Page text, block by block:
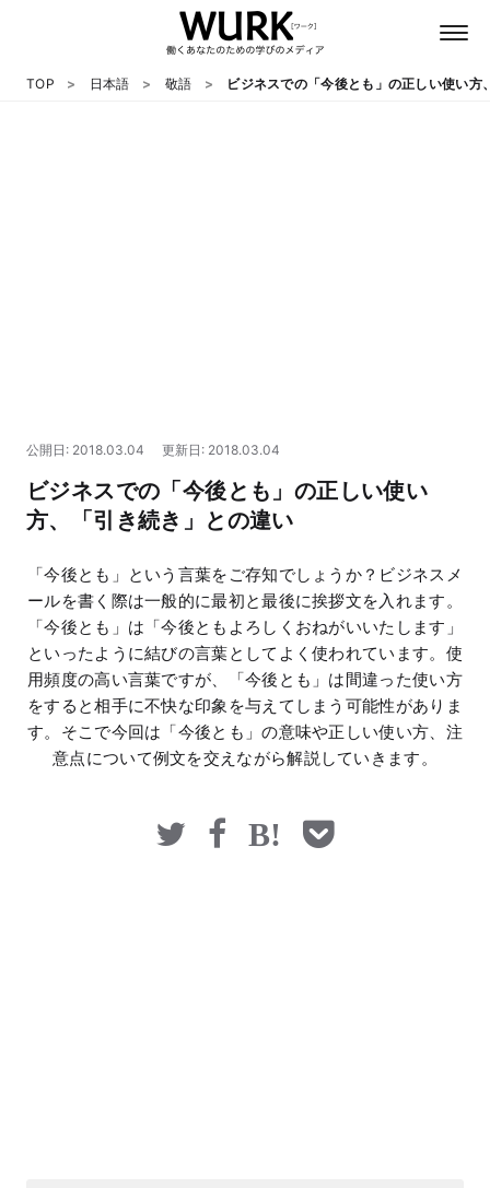
マネー
TOP 日本語 敬語 ビジネスでの「今後とも」の正しい使い方
公開日: 2018.03.04 更新日: 2018.03.04
ビジネスでの「今後とも」の正しい使い
方、「引き続き」との違い
「今後とも」という言葉をご存知でしょうか？ビジネスメ
ールを書く際は一般的に最初と最後に挨拶文を入れます。
「今後とも」は「今後ともよろしくおねがいいたします」
といったように結びの言葉としてよく使われています。使
用頻度の高い言葉ですが、「今後とも」は間違った使い方
をすると相手に不快な印象を与えてしまう可能性がありま
す。そこで今回は「今後とも」の意味や正しい使い方、注
意点について例文を交えながら解説していきます。